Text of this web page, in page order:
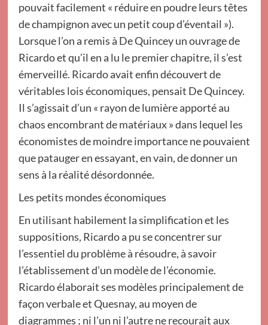
pouvait facilement « réduire en poudre leurs têtes
de champignon avec un petit coup d’éventail »).
Lorsque l’on a remis à De Quincey un ouvrage de
Ricardo et qu’il en a lu le premier chapitre, il s’est
émerveillé. Ricardo avait enfin découvert de
véritables lois économiques, pensait De Quincey.
Il s’agissait d’un « rayon de lumière apporté au
chaos encombrant de matériaux » dans lequel les
économistes de moindre importance ne pouvaient
que patauger en essayant, en vain, de donner un
sens à la réalité désordonnée.
Les petits mondes économiques
En utilisant habilement la simplification et les
suppositions, Ricardo a pu se concentrer sur
l’essentiel du problème à résoudre, à savoir
l’établissement d’un modèle de l’économie.
Ricardo élaborait ses modèles principalement de
façon verbale et Quesnay, au moyen de
diagrammes ; ni l’un ni l’autre ne recourait aux